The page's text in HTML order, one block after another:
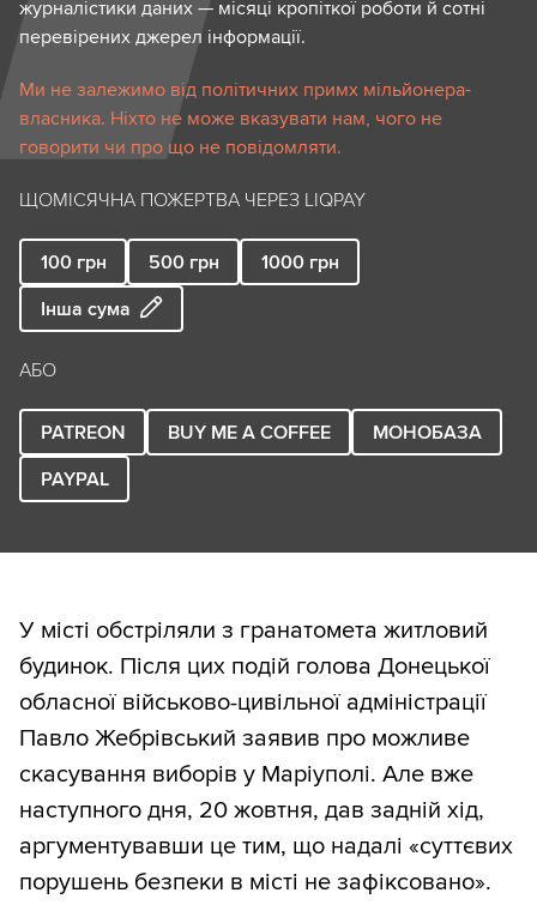
журналістики даних — місяці кропіткої роботи й сотні
перевірених джерел інформації.
Ми не залежимо від політичних примх мільйонера-
власника. Ніхто не може вказувати нам, чого не
говорити чи про що не повідомляти.
ЩОМІСЯЧНА ПОЖЕРТВА ЧЕРЕЗ LIQPAY
100 грн 500 грн 1000 грн
Інша сума
АБО
PATREON BUY ME A COFFEE
МОНОБАЗА
PAYPAL
У місті обстріляли з гранатомета житловий
будинок. Після цих подій голова Донецької
обласної військово-цивільної адміністрації
Павло Жебрівський заявив про можливе
скасування виборів у Маріуполі. Але вже
наступного дня, 20 жовтня, дав задній хід,
аргументувавши це тим, що надалі «суттєвих
порушень безпеки в місті не зафіксовано».